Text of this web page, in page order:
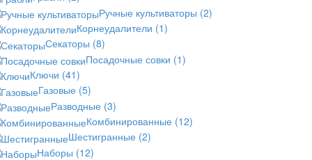
Ручные культиваторы (2)
Корнеудалители (1)
Секаторы (8)
Посадочные совки (1)
Ключи (41)
Газовые (5)
Разводные (3)
Комбинированные (12)
Шестигранные (2)
Наборы (12)